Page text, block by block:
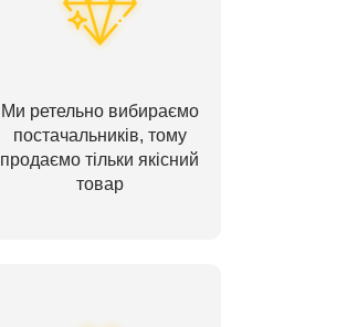
Ми ретельно вибираємо
постачальників, тому
продаємо тільки якісний
товар